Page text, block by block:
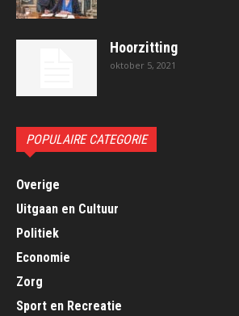
Hoorzitting
oktober 5, 2021
POPULAIRE CATEGORIE
Overige
Uitgaan en Cultuur
Politiek
Economie
Zorg
Sport en Recreatie